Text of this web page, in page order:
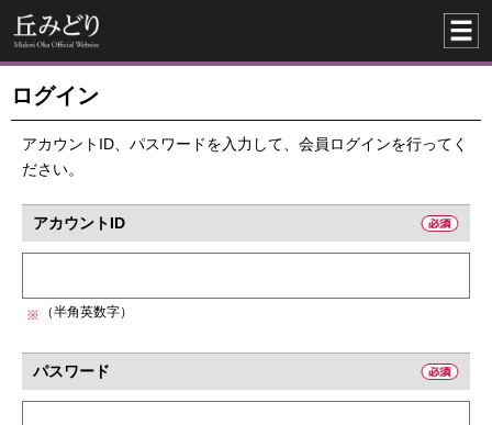
ログイン
アカウントID、パスワードを入力して、会員ログインを行ってく
ださい。
アカウントID
（半角英数字）
パスワード